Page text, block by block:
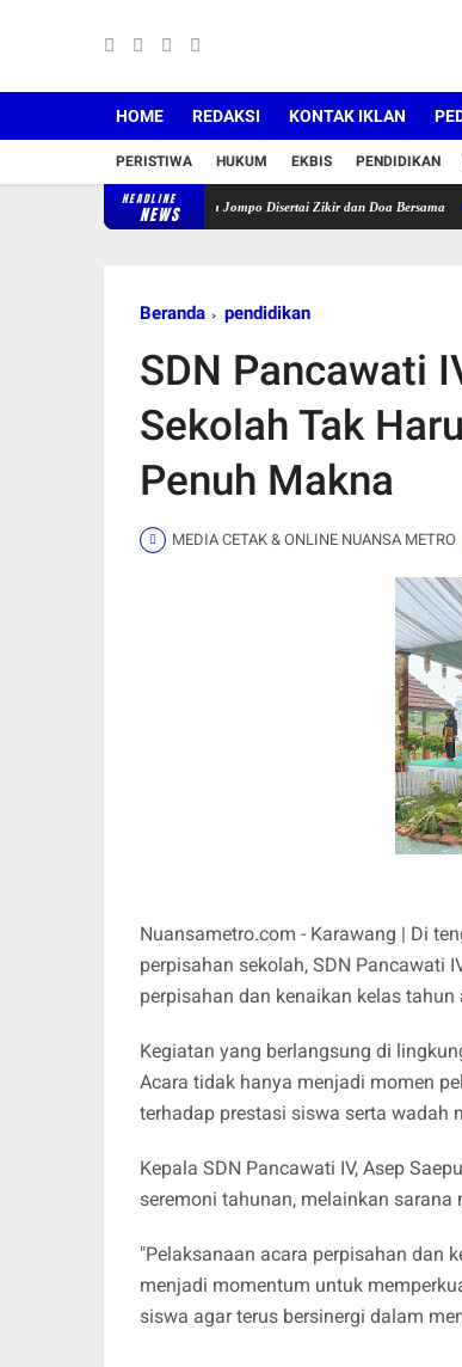
HOME REDAKSI KONTAK IKLAN
PERISTIWA HUKUM EKBIS PENDIDIKAN
HEADLINE
NEWS
Untuk 120 Lansia Jompo Disertai Zikir dan Doa Bersama Saidah
Beranda pendidikan
SDN Pancawati
Sekolah Tak
Penuh Makna
MEDIA CETAK & ONLINE NUANSA METRO
Nuansametro.com - Karawang | Di
perpisahan sekolah, SDN Pancawati
perpisahan dan kenaikan kelas
Kegiatan yang berlangsung di
Acara tidak hanya menjadi momen
terhadap prestasi siswa serta wadah
Kepala SDN Pancawati IV, Asep
seremoni tahunan, melainkan
"Pelaksanaan acara perpisahan dan
menjadi momentum untuk
siswa agar terus bersinergi dalam